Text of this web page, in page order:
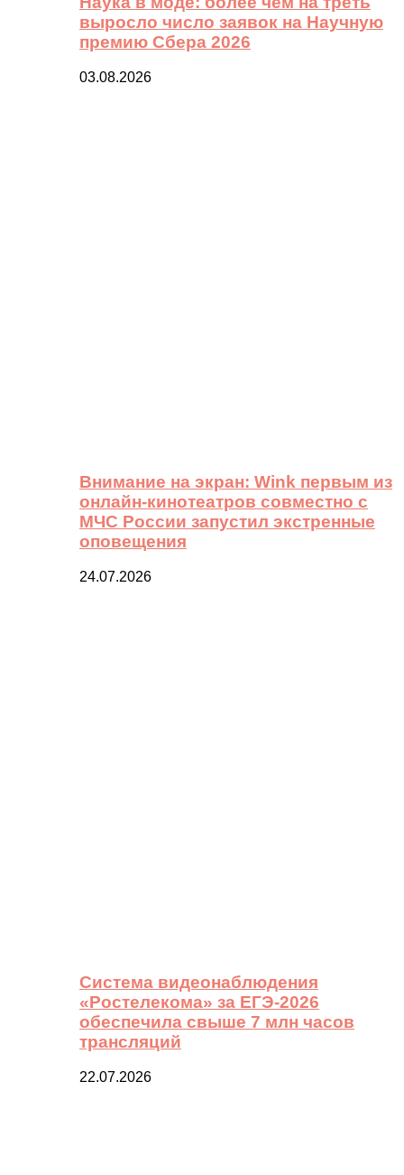
выросло число заявок на Научную
премию Сбера 2026
03.08.2026
Внимание на экран: Wink первым из
онлайн-кинотеатров совместно с
МЧС России запустил экстренные
оповещения
24.07.2026
Система видеонаблюдения
«Ростелекома» за ЕГЭ-2026
обеспечила свыше 7 млн часов
трансляций
22.07.2026